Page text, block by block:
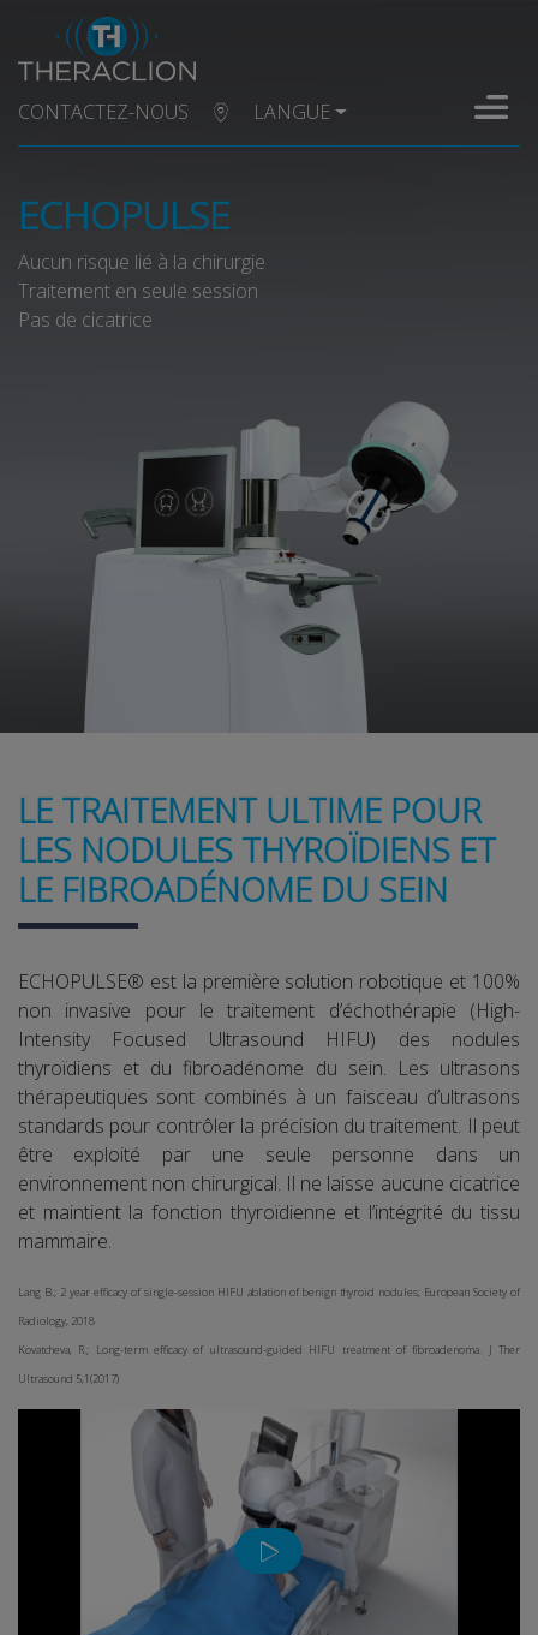
CONTACTEZ-NOUS LANGUE
ECHOPULSE
Aucun risque lié à la chirurgie
Traitement en seule session
Pas de cicatrice
LE TRAITEMENT ULTIME POUR
LES NODULES THYROÏDIENS ET
LE FIBROADÉNOME DU SEIN
ECHOPULSE® est la première solution robotique et 100%
non invasive pour le traitement d’échothérapie (High-
Intensity Focused Ultrasound HIFU) des nodules
thyroïdiens et du fibroadénome du sein. Les ultrasons
thérapeutiques sont combinés à un faisceau d’ultrasons
standards pour contrôler la précision du traitement. Il peut
être exploité par une seule personne dans un
environnement non chirurgical. Il ne laisse aucune cicatrice
et maintient la fonction thyroïdienne et l’intégrité du tissu
mammaire.
Lang B.; 2 year efficacy of single-session HIFU ablation of benign thyroid nodules; European Society of
Radiology, 2018
Kovatcheva, R.; Long-term efficacy of ultrasound-guided HIFU treatment of fibroadenoma. J Ther
Ultrasound 5,1(2017)